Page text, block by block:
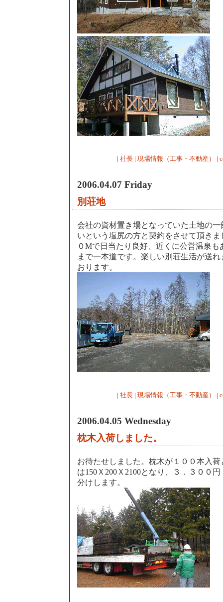
| 社長 | 現場情報（工事・不動産） |
2006.04.07 Friday
別荘地
会社の資材置き場となっていた土地の
いという塩尻の方と契約をさせて頂き
０Mで日当たり良好、近くに公営温泉
まで一本道です。楽しい別荘生活が送
おります。
| 社長 | 現場情報（工事・不動産） |
2006.04.05 Wednesday
枕木入荷しました。
お待たせしました。枕木が１００本入
は150Ｘ200Ｘ2100となり、３．３００
分けします。